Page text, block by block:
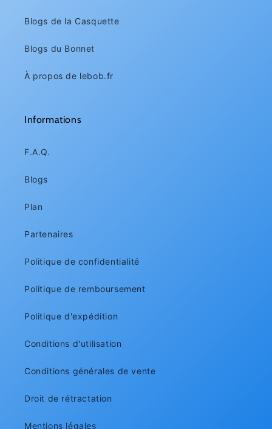
Blogs de la Casquette
Blogs du Bonnet
À propos de lebob.fr
Informations
F.A.Q.
Blogs
Plan
Partenaires
Politique de confidentialité
Politique de remboursement
Politique d'expédition
Conditions d'utilisation
Conditions générales de vente
Droit de rétractation
Mentions légales